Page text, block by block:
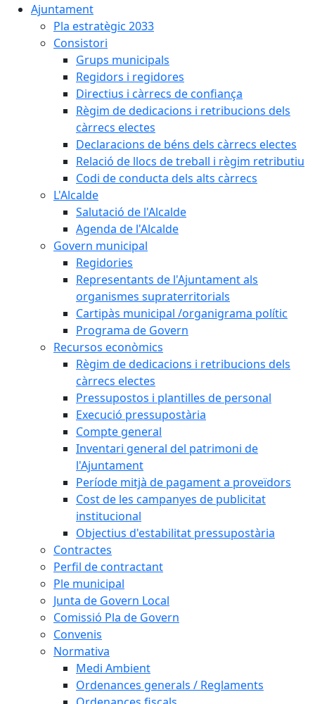
Ajuntament
Pla estratègic 2033
Consistori
Grups municipals
Regidors i regidores
Directius i càrrecs de confiança
Règim de dedicacions i retribucions dels
càrrecs electes
Declaracions de béns dels càrrecs electes
Relació de llocs de treball i règim retributiu
Codi de conducta dels alts càrrecs
L'Alcalde
Salutació de l'Alcalde
Agenda de l'Alcalde
Govern municipal
Regidories
Representants de l'Ajuntament als
organismes supraterritorials
Cartipàs municipal /organigrama polític
Programa de Govern
Recursos econòmics
Règim de dedicacions i retribucions dels
càrrecs electes
Pressupostos i plantilles de personal
Execució pressupostària
Compte general
Inventari general del patrimoni de
l'Ajuntament
Període mitjà de pagament a proveïdors
Cost de les campanyes de publicitat
institucional
Objectius d'estabilitat pressupostària
Contractes
Perfil de contractant
Ple municipal
Junta de Govern Local
Comissió Pla de Govern
Convenis
Normativa
Medi Ambient
Ordenances generals / Reglaments